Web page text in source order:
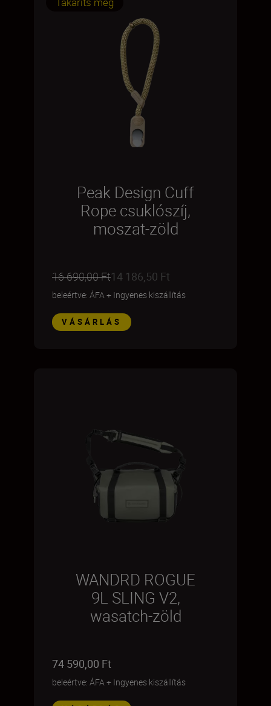
Peak Design Cuff
Rope csuklószíj,
moszat-zöld
16 690,00 Ft14 186,50 Ft
beleértve: ÁFA+ Ingyenes kiszállítás
VÁSÁRLÁS
WANDRD ROGUE
9L SLING V2,
wasatch-zöld
74 590,00 Ft
beleértve: ÁFA+ Ingyenes kiszállítás